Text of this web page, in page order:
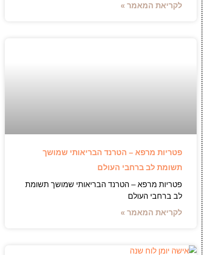
לקריאת המאמר »
פטריות מרפא – הטרנד הבריאותי שמושך
תשומת לב ברחבי העולם
פטריות מרפא – הטרנד הבריאותי שמושך תשומת
לב ברחבי העולם
לקריאת המאמר »